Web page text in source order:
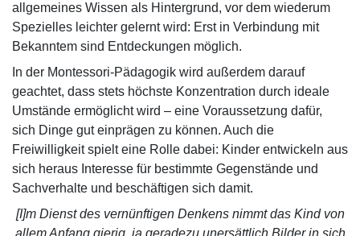
allgemeines Wissen als Hintergrund, vor dem wiederum
Spezielles leichter gelernt wird: Erst in Verbindung mit
Bekanntem sind Entdeckungen möglich.
In der Montessori-Pädagogik wird außerdem darauf
geachtet, dass stets höchste Konzentration durch ideale
Umstände ermöglicht wird – eine Voraussetzung dafür,
sich Dinge gut einprägen zu können. Auch die
Freiwilligkeit spielt eine Rolle dabei: Kinder entwickeln aus
sich heraus Interesse für bestimmte Gegenstände und
Sachverhalte und beschäftigen sich damit.
[I]m Dienst des vernünftigen Denkens nimmt das Kind von